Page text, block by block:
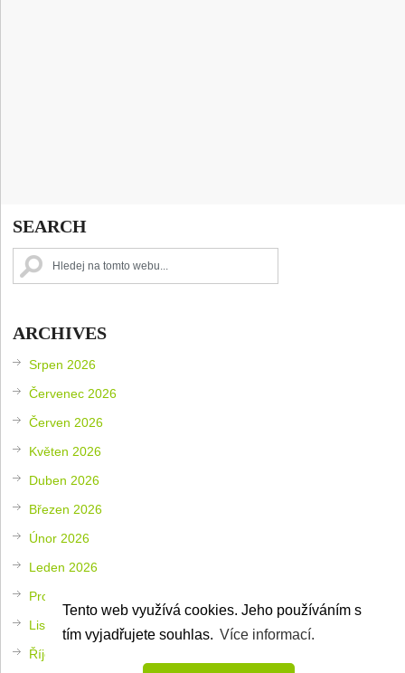
Tento web využívá cookies. Jeho používáním s
tím vyjadřujete souhlas. Více informací.
SEARCH
ARCHIVES
Srpen 2026
Červenec 2026
Červen 2026
Květen 2026
Duben 2026
Březen 2026
Únor 2026
Leden 2026
Prosinec 2025
Listopad 2025
Říjen 2025